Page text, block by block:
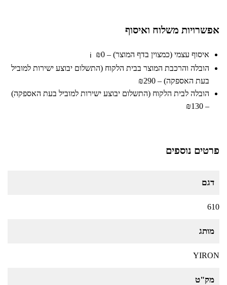
אפשרויות משלוח ואיסוף
איסוף עצמי (כמצוין בדף המוצר) – ₪0 ℹ️
הובלה והרכבת המוצר בבית הלקוח (התשלום יבוצע ישירות למוביל
בעת האספקה) – ₪290
הובלה לבית הלקוח (התשלום יבוצע ישירות למוביל בעת האספקה)
– ₪130
פרטים נוספים
דגם
610
מותג
YIRON
מק"ט